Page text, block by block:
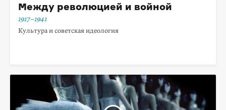
Между революцией и войной
1917–1941
Культура и советская идеология